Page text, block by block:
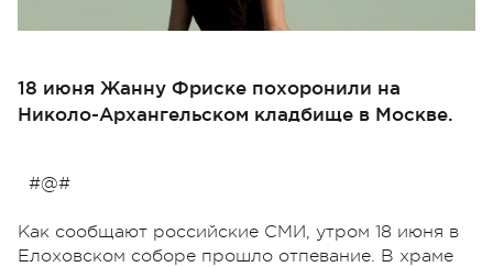
18 июня Жанну Фриске похоронили на
Николо-Архангельском кладбище в Москве.
#@#
Как сообщают российские СМИ, утром 18 июня в
Елоховском соборе прошло отпевание. В храме